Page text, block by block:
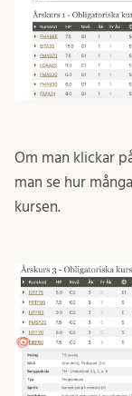
Om man klickar
man se hur
kursen.